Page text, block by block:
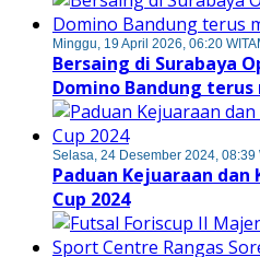
Minggu, 19 April 2026, 06:20 WITA
Bersaing di Surabaya
Domino Bandung
Selasa, 24 Desember 2024, 08:39
Paduan Kejuaraan dan
Cup 2024